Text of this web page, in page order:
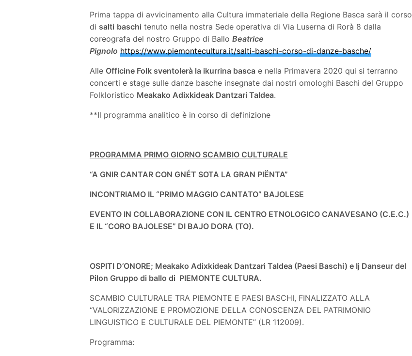
Prima tappa di avvicinamento alla Cultura immateriale della Regione Basca sarà il corso
di salti baschi tenuto nella nostra Sede operativa di Via Luserna di Rorà 8 dalla
coreografa del nostro Gruppo di BalloBeatrice
Pignolo https://www.piemontecultura.it/salti-baschi-corso-di-danze-basche/
Alle Officine Folk sventolerà la ikurrina basca e nella Primavera 2020 qui si terranno
concerti e stage sulle danze basche insegnate dai nostri omologhi Baschi del Gruppo
Folkloristico Meakako Adixkideak Dantzari Taldea.
**Il programma analitico è in corso di definizione
PROGRAMMA PRIMO GIORNO SCAMBIO CULTURALE
“A GNIR CANTAR CON GNÉT SOTA LA GRAN PIËNTA”
INCONTRIAMO IL “PRIMO MAGGIO CANTATO” BAJOLESE
EVENTO IN COLLABORAZIONE CON IL CENTRO ETNOLOGICO CANAVESANO (C.E.C.)
E IL “CORO BAJOLESE” DI BAJO DORA (TO).
OSPITI D’ONORE; Meakako Adixkideak Dantzari Taldea (Paesi Baschi) e Ij Danseur del
Pilon Gruppo di ballo di PIEMONTE CULTURA.
SCAMBIO CULTURALE TRA PIEMONTE E PAESI BASCHI, FINALIZZATO ALLA
“VALORIZZAZIONE E PROMOZIONE DELLA CONOSCENZA DEL PATRIMONIO
LINGUISTICO E CULTURALE DEL PIEMONTE” (LR 112009).
Programma: